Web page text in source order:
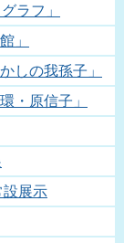
ラフ」
」
しの我孫子」
・原信子」
展示